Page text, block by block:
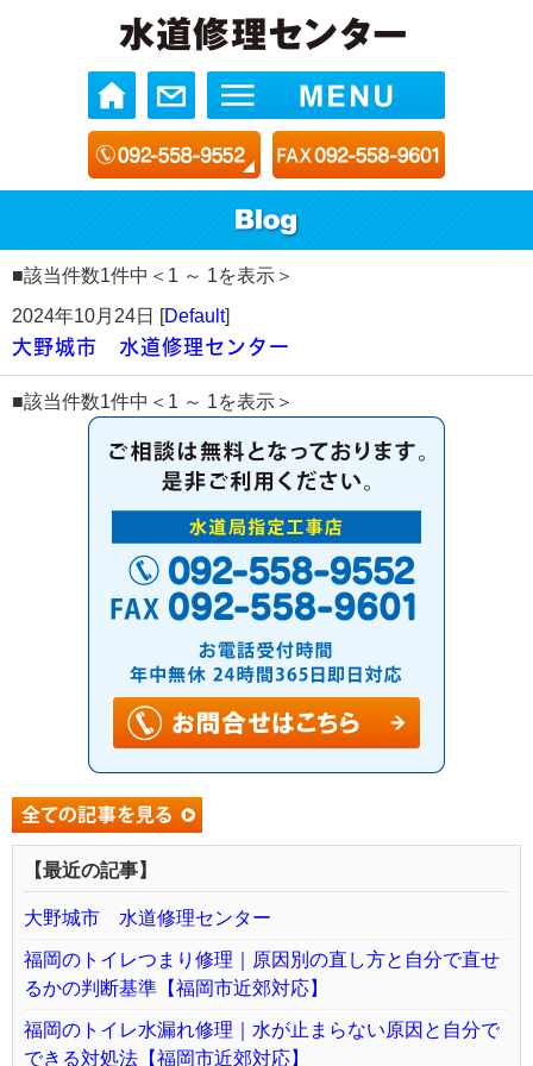
■該当件数1件中＜1 ～ 1を表示＞
2024年10月24日 [Default]
大野城市 水道修理センター
■該当件数1件中＜1 ～ 1を表示＞
【最近の記事】
大野城市 水道修理センター
福岡のトイレつまり修理｜原因別の直し方と自分で直せ
るかの判断基準【福岡市近郊対応】
福岡のトイレ水漏れ修理｜水が止まらない原因と自分で
できる対処法【福岡市近郊対応】